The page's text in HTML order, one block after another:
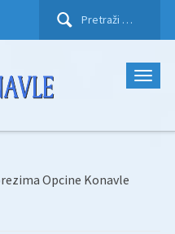
Pretraži:
Opcine Konavle